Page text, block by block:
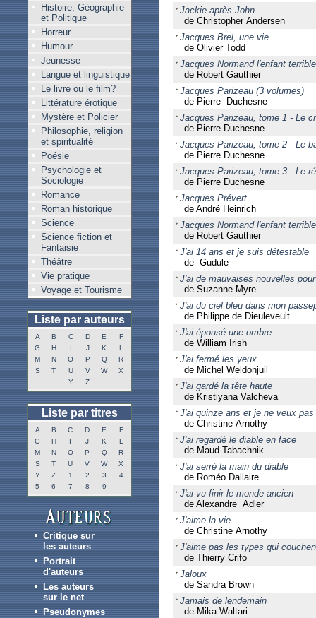
Histoire, Géographie
et Politique
Horreur
Humour
Jeunesse
Langue et linguistique
Le livre ou le film?
Littérature érotique
Mystère et Policier
Philosophie, religion
et spiritualité
Poésie
Psychologie et
Sociologie
Romance
Roman historique
Science
Science fiction et
Fantaisie
Théâtre
Vie pratique
Voyage et Tourisme
Liste par auteurs
A B C D E
F
G
H I J K
L
M
N O P Q
R
S
T U V W
X
Y
Z
Liste par titres
A B C D E
F
G
H I J K
L
M
N O P Q
R
S
T U V W
X
Y
Z 1 2 3
4
5
6 7 8 9
Critique sur
les auteurs
Portrait
d'auteurs
Les auteurs
sur le net
Pseudonymes
Jackie après John
de Christopher Andersen
Jacques Brel, une vie
de Olivier Todd
Jacques Normand l'enfant terrible
de Robert Gauthier
Jacques Parizeau (3 volumes)
de Pierre Duchesne
Jacques Parizeau, tome 1 - Le
de Pierre Duchesne
Jacques Parizeau, tome 2 - Le
de Pierre Duchesne
Jacques Parizeau, tome 3 - Le
de Pierre Duchesne
Jacques Prévert
de André Heinrich
Jacques Normand l'enfant terrible
de Robert Gauthier
J'ai 14 ans et je suis détestable
de Gudule
J'ai de mauvaises nouvelles
de Suzanne Myre
J'ai du ciel bleu dans mon
de Philippe de Dieuleveult
J'ai épousé une ombre
de William Irish
J'ai fermé les yeux
de Michel Weldonjuil
J'ai gardé la tête haute
de Kristiyana Valcheva
J'ai quinze ans et je ne veux pas
de Christine Arnothy
J'ai regardé le diable en face
de Maud Tabachnik
J'ai serré la main du diable
de Roméo Dallaire
J'ai vu finir le monde ancien
de Alexandre Adler
J'aime la vie
de Christine Arnothy
J'aime pas les types qui
de Thierry Crifo
Jaloux
de Sandra Brown
Jamais de lendemain
de Mika Waltari